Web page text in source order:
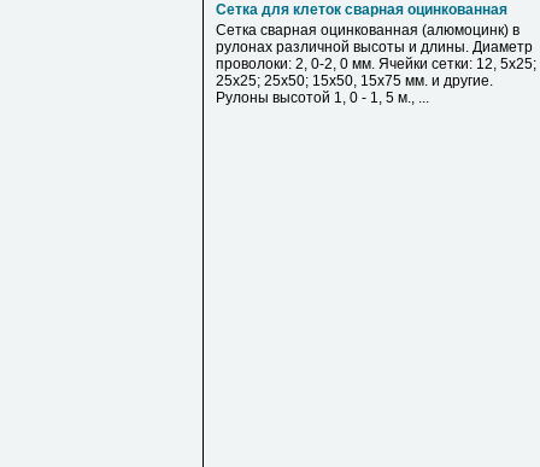
Сетка для клеток сварная оцинкованная
Сетка сварная оцинкованная (алюмоцинк) в
рулонах различной высоты и длины. Диаметр
проволоки: 2, 0-2, 0 мм. Ячейки сетки: 12, 5х25;
25х25; 25х50; 15х50, 15х75 мм. и другие.
Рулоны высотой 1, 0 - 1, 5 м., ...